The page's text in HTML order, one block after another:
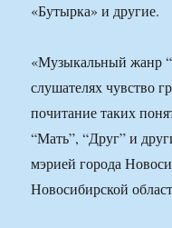
«Бутырка» и другие.
«Музыкальный жанр
слушателях чувство
почитание таких
“Мать”, “Друг” и
мэрией города
Новосибирской